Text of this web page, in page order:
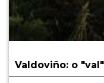
Valdoviño: o